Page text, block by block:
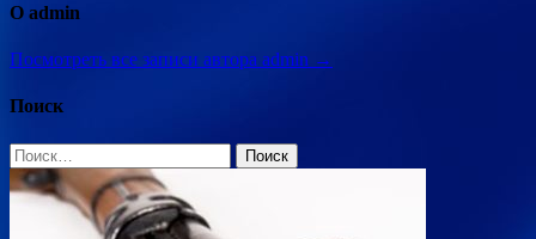
О admin
Посмотреть все записи автора admin →
Поиск
Найти: